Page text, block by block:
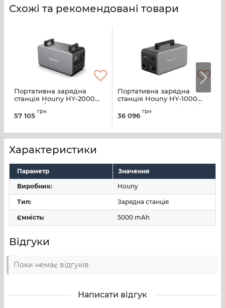
Схожі та рекомендовані товари
Портативна зарядна
станція Houny HY-2000
1920 Вт·г/2000 Вт
57 105
грн
Портативна зарядна
станція Houny HY-1000
1036.8 Вт·г (40.5Ah 25.6V)
36 096
грн
Характеристики
Параметр
Значення
Виробник:
Houny
Тип: Зарядна станція
Ємність: 5000 mAh
Відгуки
Поки немає відгуків
Написати відгук